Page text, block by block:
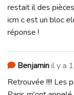
restait il des
icm c est un bloc
réponse !
Benjaminil y a
Retrouvée !!!! Les